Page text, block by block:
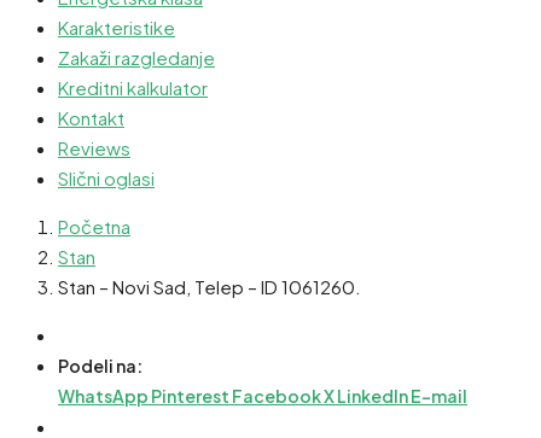
Karakteristike
Zakaži razgledanje
Kreditni kalkulator
Kontakt
Reviews
Slični oglasi
Početna
Stan
Stan – Novi Sad, Telep – ID 1061260.
Podeli na:
WhatsApp Pinterest FacebookXLinkedInE-mail